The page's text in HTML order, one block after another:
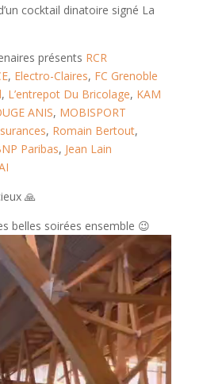
cocktail dinatoire signé La
présents RCR
, Electro-Claires, FC Grenoble
, L’entrepot Du Bricolage, KAM
ANIS, MOBISPORT
, Romain Bertout,
Paribas, Jean Lain
🙏
belles soirées ensemble 😉